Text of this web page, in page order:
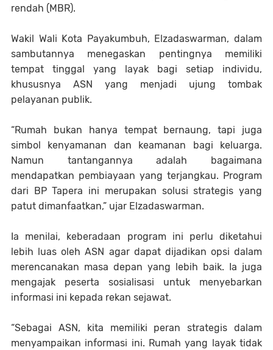
rendah (MBR).
Wakil Wali Kota Payakumbuh, Elzadaswarman, dalam
sambutannya menegaskan pentingnya memiliki
tempat tinggal yang layak bagi setiap individu,
khususnya ASN yang menjadi ujung tombak
pelayanan publik.
“Rumah bukan hanya tempat bernaung, tapi juga
simbol kenyamanan dan keamanan bagi keluarga.
Namun tantangannya adalah bagaimana
mendapatkan pembiayaan yang terjangkau. Program
dari BP Tapera ini merupakan solusi strategis yang
patut dimanfaatkan,” ujar Elzadaswarman.
Ia menilai, keberadaan program ini perlu diketahui
lebih luas oleh ASN agar dapat dijadikan opsi dalam
merencanakan masa depan yang lebih baik. Ia juga
mengajak peserta sosialisasi untuk menyebarkan
informasi ini kepada rekan sejawat.
“Sebagai ASN, kita memiliki peran strategis dalam
menyampaikan informasi ini. Rumah yang layak tidak